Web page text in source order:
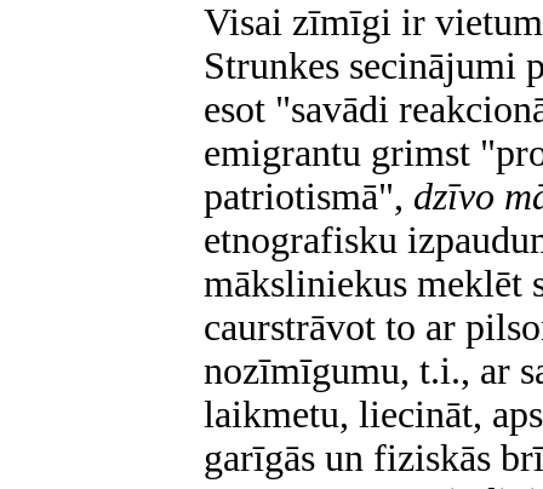
Visai zīmīgi ir
Strunkes secinājumi
esot "savādi
emigrantu grimst
patriotismā", dzīvo
etnografisku
māksliniekus meklēt
caurstrāvot to ar
nozīmīgumu, t.i., ar
laikmetu, liecināt,
garīgās un fiziskās